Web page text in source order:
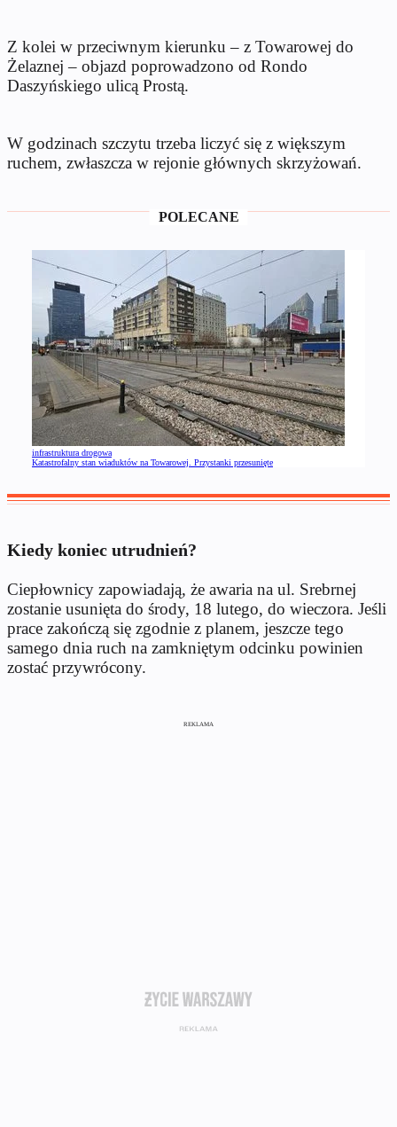
Z kolei w przeciwnym kierunku – z Towarowej do
Żelaznej – objazd poprowadzono od Rondo
Daszyńskiego ulicą Prostą.
W godzinach szczytu trzeba liczyć się z większym
ruchem, zwłaszcza w rejonie głównych skrzyżowań.
POLECANE
infrastruktura drogowa
Katastrofalny stan wiaduktów na Towarowej. Przystanki przesunięte
Kiedy koniec utrudnień?
Ciepłownicy zapowiadają, że awaria na ul. Srebrnej
zostanie usunięta do środy, 18 lutego, do wieczora. Jeśli
prace zakończą się zgodnie z planem, jeszcze tego
samego dnia ruch na zamkniętym odcinku powinien
zostać przywrócony.
REKLAMA